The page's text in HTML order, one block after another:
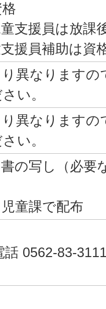
支援員は放課
援員補助は資
異なりますの
い。
異なりますの
い。
の写し（必要
童課で配布
話 0562-83-